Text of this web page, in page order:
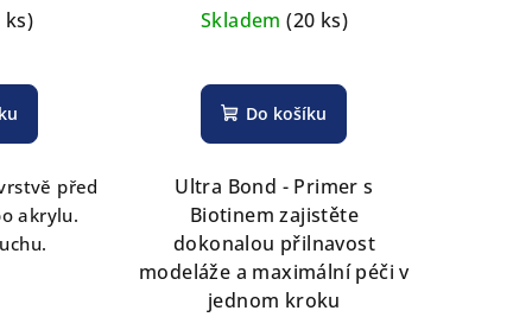
ks)
před
akrylu.
Skladem(20 ks)
Do košíku
Ultra Bond - Primer s
Biotinem zajistěte
dokonalou přilnavost
modeláže a maximální péči v
jednom kroku